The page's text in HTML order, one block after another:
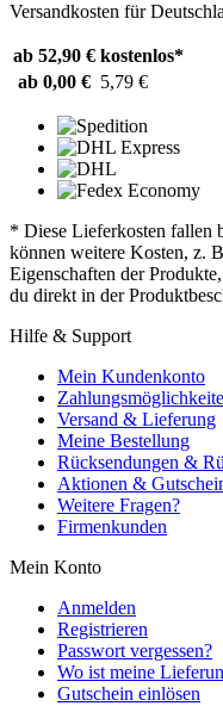
Versandkosten für
ab 52,90 € kostenlos*
ab 0,00 € 5,79 €
* Diese Lieferkosten fallen
können weitere Kosten, z.
Eigenschaften der
du direkt in der
Hilfe & Support
Mein Kundenkonto
Versand & Lieferung
Meine Bestellung
Rücksendungen &
Aktionen &
Weitere Fragen?
Firmenkunden
Mein Konto
Anmelden
Registrieren
Passwort vergessen?
Wo ist meine
Gutschein einlösen